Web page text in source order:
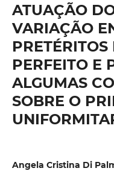
ATUAÇÃO
VARIAÇÃO
PERFEITO E
ALGUMAS
SOBRE O
Angela Cristina Di